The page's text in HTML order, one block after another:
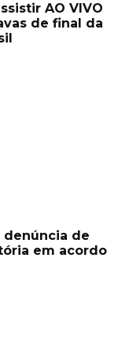
AO VIVO
de final da
denúncia de
em acordo